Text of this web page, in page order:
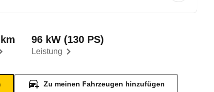
Leistung
96 kW (130 PS)
Zu meinen Fahrzeugen hinzufügen